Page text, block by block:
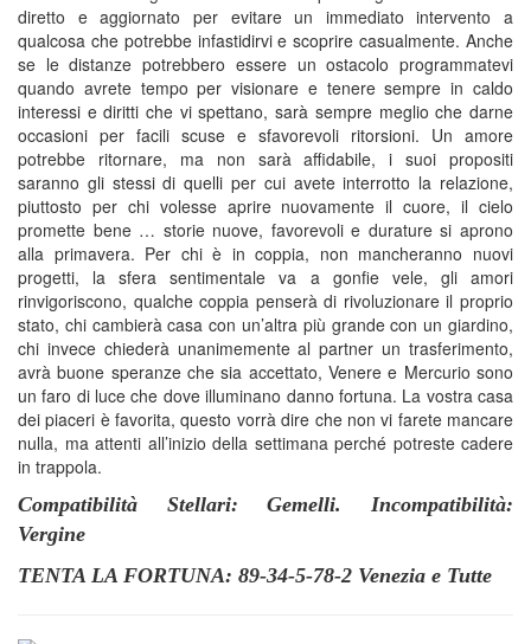
diretto e aggiornato per evitare un immediato intervento a
qualcosa che potrebbe infastidirvi e scoprire casualmente. Anche
se le distanze potrebbero essere un ostacolo programmatevi
quando avrete tempo per visionare e tenere sempre in caldo
interessi e diritti che vi spettano, sarà sempre meglio che darne
occasioni per facili scuse e sfavorevoli ritorsioni. Un amore
potrebbe ritornare, ma non sarà affidabile, i suoi propositi
saranno gli stessi di quelli per cui avete interrotto la relazione,
piuttosto per chi volesse aprire nuovamente il cuore, il cielo
promette bene … storie nuove, favorevoli e durature si aprono
alla primavera. Per chi è in coppia, non mancheranno nuovi
progetti, la sfera sentimentale va a gonfie vele, gli amori
rinvigoriscono, qualche coppia penserà di rivoluzionare il proprio
stato, chi cambierà casa con un’altra più grande con un giardino,
chi invece chiederà unanimemente al partner un trasferimento,
avrà buone speranze che sia accettato, Venere e Mercurio sono
un faro di luce che dove illuminano danno fortuna. La vostra casa
dei piaceri è favorita, questo vorrà dire che non vi farete mancare
nulla, ma attenti all’inizio della settimana perché potreste cadere
in trappola.
Compatibilità Stellari: Gemelli. Incompatibilità:
Vergine
TENTA LA FORTUNA: 89-34-5-78-2 Venezia e Tutte